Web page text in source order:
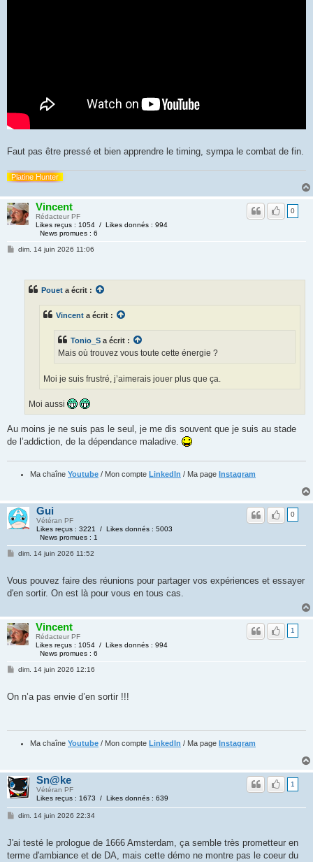
Faut pas être pressé et bien apprendre le timing, sympa le combat de fin.
Platine Hunter
Vincent
Rédacteur PF
Likes reçus : 1054 / Likes donnés : 994
News promues : 6
0
dim. 14 juin 2026 11:06
Pouet a écrit :
Vincent a écrit :
Tonio_S a écrit :
Mais où trouvez vous toute cette énergie ?
Moi je suis frustré, j’aimerais jouer plus que ça.
Moi aussi
Au moins je ne suis pas le seul, je me dis souvent que je suis au stade
de l’addiction, de la dépendance maladive.
Ma chaîne Youtube / Mon compte LinkedIn / Ma page Instagram
Gui
Vétéran PF
Likes reçus : 3221 / Likes donnés : 5003
News promues : 1
0
dim. 14 juin 2026 11:52
Vous pouvez faire des réunions pour partager vos expériences et essayer
d'en sortir. On est là pour vous en tous cas.
Vincent
Rédacteur PF
Likes reçus : 1054 / Likes donnés : 994
News promues : 6
1
dim. 14 juin 2026 12:16
On n’a pas envie d’en sortir !!!
Ma chaîne Youtube / Mon compte LinkedIn / Ma page Instagram
Sn@ke
Vétéran PF
Likes reçus : 1673 / Likes donnés : 639
1
dim. 14 juin 2026 22:34
J'ai testé le prologue de 1666 Amsterdam, ça semble très prometteur en
terme d'ambiance et de DA, mais cette démo ne montre pas le coeur du